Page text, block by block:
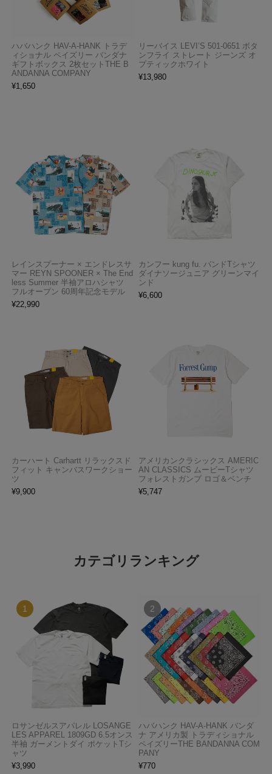
ハバハンク HAV-A-HANK トラデ
ィショナル ペイズリー バンダナ
ギフトボックス 2枚セットTHE B
ANDANNA COMPANY
¥1,650
リーバイス LEVI’S 501-0651 ボタ
ンフライ ストレート ジーンズ オ
プティックホワイト
¥13,980
レインスプーナー × エンドレスサ
マー REYN SPOONER × The End
less Summer 半袖アロハシャツ
フルオープン 60周年記念モデル
¥22,990
カンフー kung fu. バンドTシャツ
ダイナソージュニア グリーンマイ
ンド
¥6,600
カーハート Carhartt リラックスド
フィット キャンバスワークショー
ツ
¥9,900
アメリカンクラシックス AMERIC
AN CLASSICS ムービーTシャツ
フォレストガンプ ロゴ＆ベンチ
¥5,747
カテゴリランキング
ロサンゼルスアパレル LOSANGE
LES APPAREL 1809GD 6.5オンス
半袖 ガーメントダイ ポケットTシ
ャツ
¥3,990
ハバハンク HAV-A-HANK バンダ
ナ アメリカ製 トラディショナル
ペイズリーTHE BANDANNA COM
PANY
¥770